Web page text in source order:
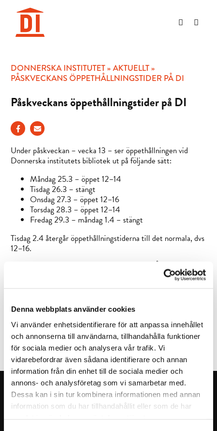
Denna webbplats använder cookies
Vi använder enhetsidentifierare för att anpassa innehållet
och annonserna till användarna, tillhandahålla funktioner
för sociala medier och analysera vår trafik. Vi
vidarebefordrar även sådana identifierare och annan
information från din enhet till de sociala medier och
annons- och analysföretag som vi samarbetar med.
Dessa kan i sin tur kombinera informationen med annan
information som du har tillhandahållit eller som de har
DONNERSKA INSTITUTET»AKTUELLT»
PÅSKVECKANS ÖPPETHÅLLNINGSTIDER PÅ DI
Påskveckans öppethållningstider på DI
Under påskveckan – vecka 13 – ser öppethållningen vid
Donnerska institutets bibliotek ut på följande sätt:
Måndag 25.3 – öppet 12–14
Tisdag 26.3 – stängt
Onsdag 27.3 – öppet 12–16
Torsdag 28.3 – öppet 12–14
Fredag 29.3 – måndag 1.4 – stängt
Tisdag 2.4 återgår öppethållningstiderna till det normala, dvs
12–16.
Böcker från vårt bibliotek kan returneras till Åbo Akademis
FÖREGÅENDE ARTIKEL NÄSTA ARTIKEL